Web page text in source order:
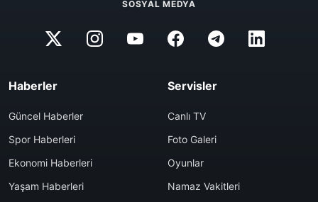
SOSYAL MEDYA
Haberler
Güncel Haberler
Spor Haberleri
Ekonomi Haberleri
Yaşam Haberleri
Servisler
Canlı TV
Foto Galeri
Oyunlar
Namaz Vakitleri